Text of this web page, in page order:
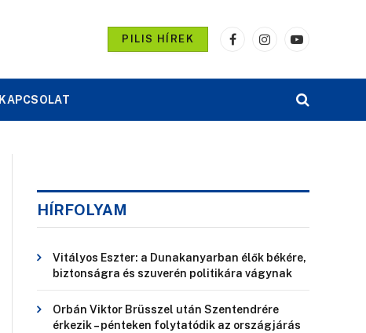
PILIS HÍREK
FacebookInstagramYouTube
KAPCSOLAT
HÍRFOLYAM
Vitályos Eszter: a Dunakanyarban élők békére,
biztonságra és szuverén politikára vágynak
Orbán Viktor Brüsszel után Szentendrére
érkezik – pénteken folytatódik az országjárás